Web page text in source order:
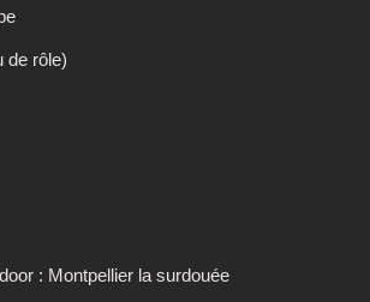
de rôle)
: Montpellier la surdouée